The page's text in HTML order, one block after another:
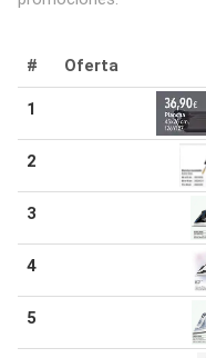
# Oferta
1
2
3
4
5